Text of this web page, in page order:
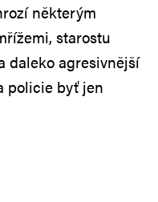
některým
starostu
daleko agresivnější
policie byť jen